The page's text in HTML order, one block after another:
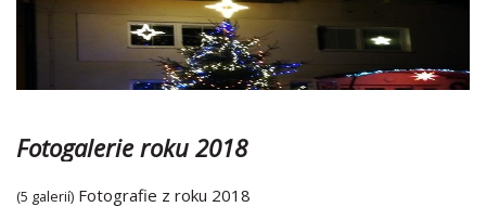
Fotogalerie roku 2018
(5 galerií) Fotografie z roku 2018